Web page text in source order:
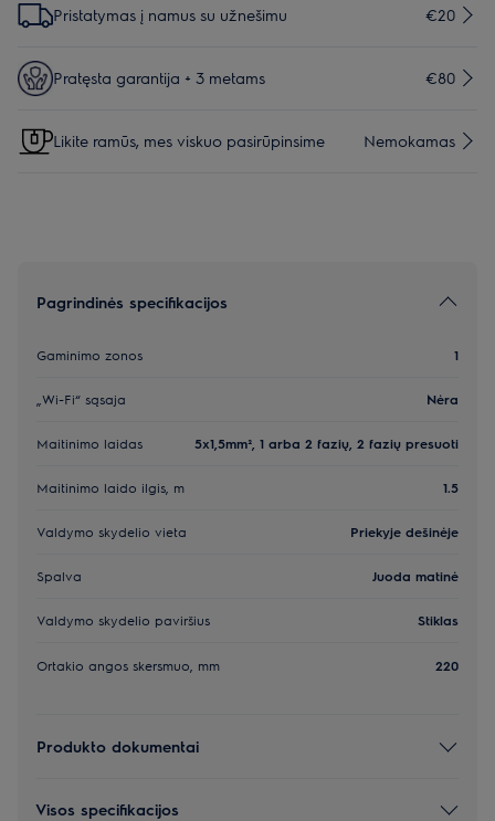
Pristatymas į namus su užnešimu €20
Pratęsta garantija + 3 metams €80
Likite ramūs, mes viskuo pasirūpinsime Nemokamas
Pagrindinės specifikacijos
Gaminimo zonos 1
„Wi-Fi“ sąsaja Nėra
Maitinimo laidas 5x1,5mm², 1 arba 2 fazių, 2 fazių presuoti
Maitinimo laido ilgis, m 1.5
Valdymo skydelio vieta Priekyje dešinėje
Spalva Juoda matinė
Valdymo skydelio paviršius Stiklas
Ortakio angos skersmuo, mm 220
Produkto dokumentai
Visos specifikacijos